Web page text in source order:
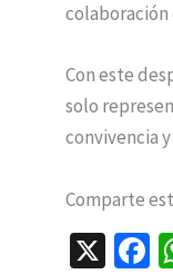
colaboración
Con este
solo
convivencia
Comparte
X